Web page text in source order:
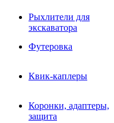
Рыхлители для
экскаватора
Футеровка
Квик-каплеры
Коронки, адаптеры,
защита